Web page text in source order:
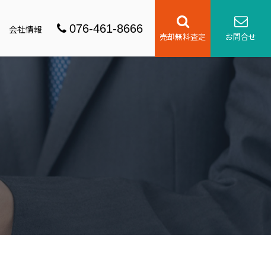
会社情報 076-461-8666
売却無料査定 お問合せ